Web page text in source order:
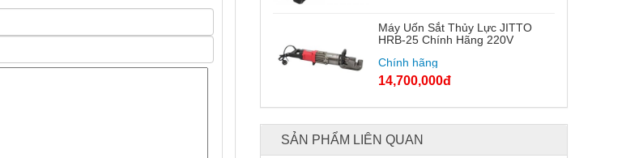
Máy Uốn Sắt Thủy Lực JITTO
HRB-25 Chính Hãng 220V
Chính hãng
14,700,000đ
SẢN PHẨM LIÊN QUAN